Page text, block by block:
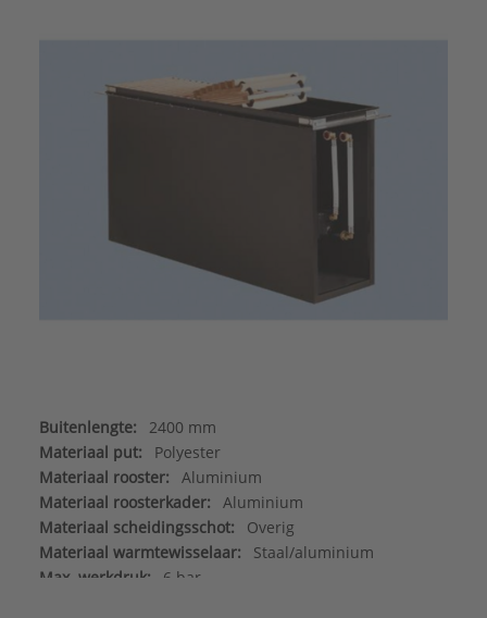
Buitenlengte:
2400 mm
Materiaal put:
Polyester
Materiaal rooster:
Aluminium
Materiaal roosterkader:
Aluminium
Materiaal scheidingsschot:
Overig
Materiaal warmtewisselaar:
Staal/aluminium
Max. werkdruk:
6 bar